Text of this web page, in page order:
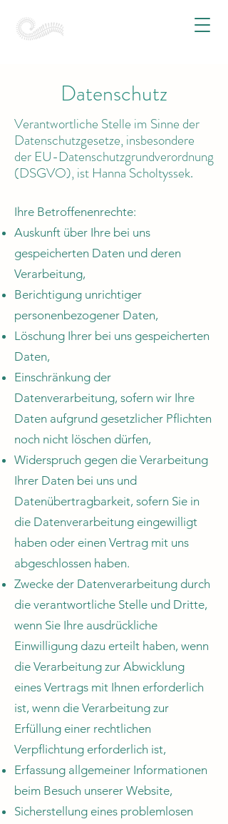
Datenschutz
Verantwortliche Stelle im Sinne der
Datenschutzgesetze, insbesondere
der EU-Datenschutzgrundverordnung
(DSGVO), ist Hanna Scholtyssek.
Ihre Betroffenenrechte:
Auskunft über Ihre bei uns
gespeicherten Daten und deren
Verarbeitung,
Berichtigung unrichtiger
personenbezogener Daten,
Löschung Ihrer bei uns gespeicherten
Daten,
Einschränkung der
Datenverarbeitung, sofern wir Ihre
Daten aufgrund gesetzlicher Pflichten
noch nicht löschen dürfen,
Widerspruch gegen die Verarbeitung
Ihrer Daten bei uns und
Datenübertragbarkeit, sofern Sie in
die Datenverarbeitung eingewilligt
haben oder einen Vertrag mit uns
abgeschlossen haben.
Zwecke der Datenverarbeitung durch
die verantwortliche Stelle und Dritte,
wenn Sie Ihre ausdrückliche
Einwilligung dazu erteilt haben, wenn
die Verarbeitung zur Abwicklung
eines Vertrags mit Ihnen erforderlich
ist, wenn die Verarbeitung zur
Erfüllung einer rechtlichen
Verpflichtung erforderlich ist,
Erfassung allgemeiner Informationen
beim Besuch unserer Website,
Sicherstellung eines problemlosen